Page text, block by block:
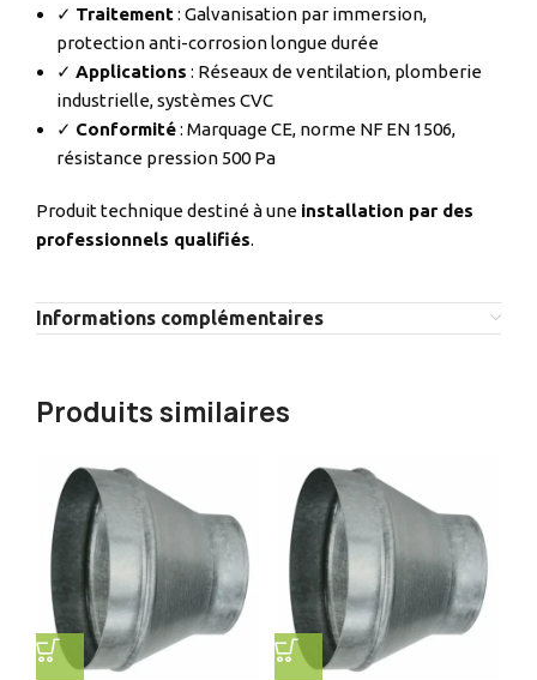
✓ Traitement: Galvanisation par immersion,
protection anti-corrosion longue durée
✓ Applications : Réseaux de ventilation, plomberie
industrielle, systèmes CVC
✓ Conformité: Marquage CE, norme NF EN 1506,
résistance pression 500 Pa
Produit technique destiné à une installation par des
professionnels qualifiés.
Informations complémentaires
Produits similaires